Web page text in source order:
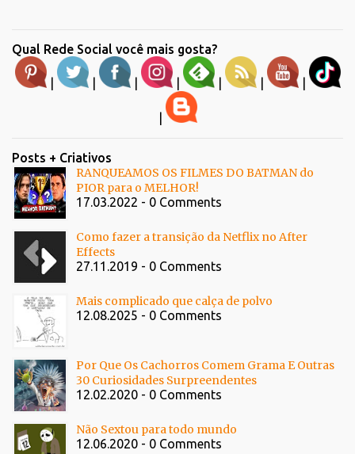
Qual Rede Social você mais gosta?
| | | | | | |
Posts + Criativos
RANQUEAMOS OS FILMES DO BATMAN do
PIOR para o MELHOR!
17.03.2022 - 0 Comments
Como fazer a transição da Netflix no After
Effects
27.11.2019 - 0 Comments
Mais complicado que calça de polvo
12.08.2025 - 0 Comments
Por Que Os Cachorros Comem Grama E Outras
30 Curiosidades Surpreendentes
12.02.2020 - 0 Comments
Não Sextou para todo mundo
12.06.2020 - 0 Comments